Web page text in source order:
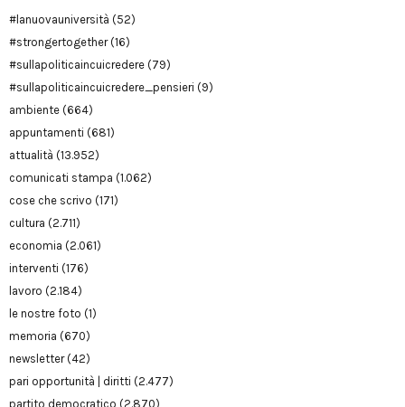
#lanuovauniversità (52)
#strongertogether(16)
#sullapoliticaincuicredere (79)
#sullapoliticaincuicredere_pensieri (9)
ambiente (664)
appuntamenti (681)
attualità (13.952)
comunicati stampa (1.062)
cose che scrivo (171)
cultura (2.711)
economia (2.061)
interventi (176)
lavoro (2.184)
le nostre foto (1)
memoria (670)
newsletter(42)
pari opportunità | diritti (2.477)
partito democratico (2.870)